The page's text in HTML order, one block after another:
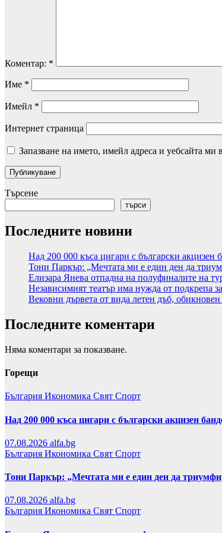
Коментар: *
Име *
Имейл *
Интернет страница
Запазване на името, имейл адреса и уебсайта ми
Търсене
търси
Последните новини
Над 200 000 къса цигари с български
Тони Паркър: „Мечтата ми е един ден да
Елизара Янева отпадна на полуфиналите на
Независимият театър има нужда от подкрепа
Вековни дървета от вида летен дъб,
Последните коментари
Няма коментари за показване.
Горещи
България Икономика Свят Спорт
Над 200 000 къса цигари с български акцизен
07.08.2026 alfa.bg
България Икономика Свят Спорт
Тони Паркър: „Мечтата ми е един ден да
07.08.2026 alfa.bg
България Икономика Свят Спорт